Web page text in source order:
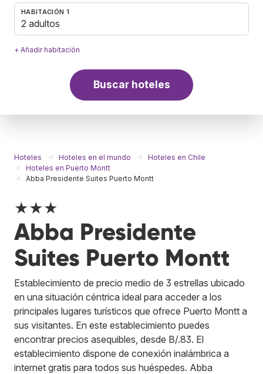
HABITACIÓN 1
2 adultos
+ Añadir habitación
Buscar hoteles
Hoteles Hoteles en el mundo
Hoteles en Chile
Hoteles en Puerto Montt
Abba Presidente Suites Puerto Montt
★★★
Abba Presidente
Suites Puerto Montt
Establecimiento de precio medio de 3 estrellas ubicado
en una situación céntrica ideal para acceder a los
principales lugares turísticos que ofrece Puerto Montt a
sus visitantes. En este establecimiento puedes
encontrar precios asequibles, desde B/.83. El
establecimiento dispone de conexión inalámbrica a
internet gratis para todos sus huéspedes. Abba